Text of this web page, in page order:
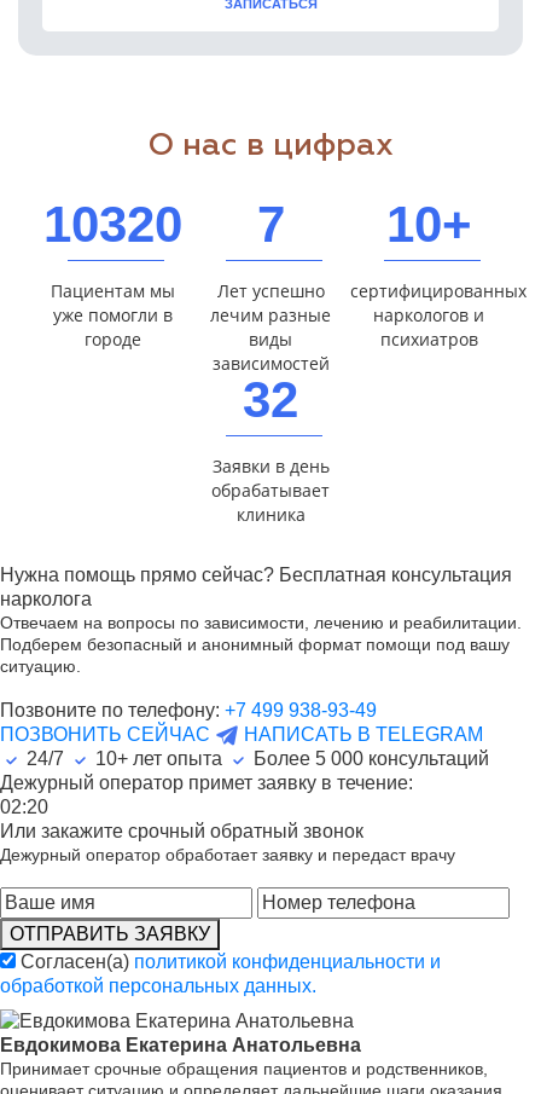
ЗАПИСАТЬСЯ
О нас в цифрах
10320
Пациентам мы
уже помогли в
городе
7
Лет успешно
лечим разные
виды
зависимостей
10+
сертифицированных
наркологов и
психиатров
32
Заявки в день
обрабатывает
клиника
Нужна помощь прямо сейчас? Бесплатная консультация
нарколога
Отвечаем на вопросы по зависимости, лечению и реабилитации.
Подберем безопасный и анонимный формат помощи под вашу
ситуацию.
Позвоните по телефону: +7 499 938-93-49
ПОЗВОНИТЬ СЕЙЧАС
НАПИСАТЬ В TELEGRAM
24/7
10+ лет опыта Более 5 000 консультаций
Дежурный оператор примет заявку в течение:
02:20
Или закажите срочный обратный звонок
Дежурный оператор обработает заявку и передаст врачу
ОТПРАВИТЬ ЗАЯВКУ
Согласен(а) политикой конфиденциальности и
обработкой персональных данных.
Евдокимова Екатерина Анатольевна
Принимает срочные обращения пациентов и родственников,